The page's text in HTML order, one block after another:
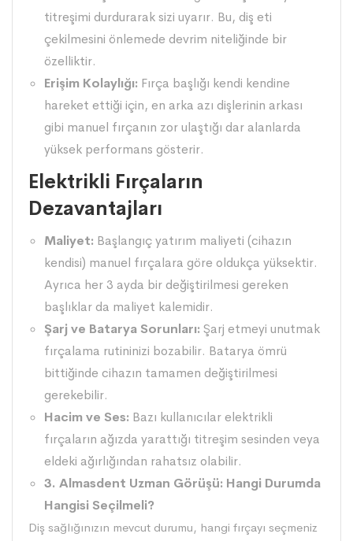
titreşimi durdurarak sizi uyarır. Bu, diş eti
çekilmesini önlemede devrim niteliğinde bir
özelliktir.
Erişim Kolaylığı: Fırça başlığı kendi kendine
hareket ettiği için, en arka azı dişlerinin arkası
gibi manuel fırçanın zor ulaştığı dar alanlarda
yüksek performans gösterir.
Elektrikli Fırçaların
Dezavantajları
Maliyet: Başlangıç yatırım maliyeti (cihazın
kendisi) manuel fırçalara göre oldukça yüksektir.
Ayrıca her 3 ayda bir değiştirilmesi gereken
başlıklar da maliyet kalemidir.
Şarj ve Batarya Sorunları: Şarj etmeyi unutmak
fırçalama rutininizi bozabilir. Batarya ömrü
bittiğinde cihazın tamamen değiştirilmesi
gerekebilir.
Hacim ve Ses: Bazı kullanıcılar elektrikli
fırçaların ağızda yarattığı titreşim sesinden veya
eldeki ağırlığından rahatsız olabilir.
3. Almasdent Uzman Görüşü: Hangi Durumda
Hangisi Seçilmeli?
Diş sağlığınızın mevcut durumu, hangi fırçayı seçmeniz